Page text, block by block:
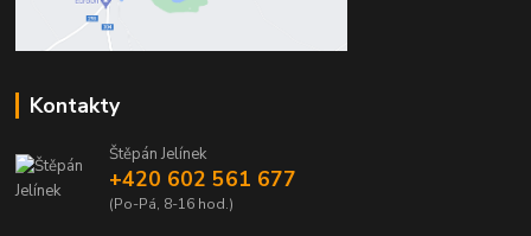
Kontakty
Štěpán Jelínek
+420 602 561 677
(Po-Pá, 8-16 hod.)